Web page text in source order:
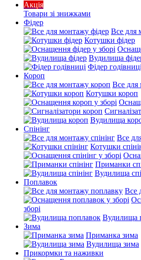
Акція
Товари зі знижками
Фідер
Все для
Котушки фідер
Вудилища
Фідер годівниці
Короп
Все для
Котушки короп
Вудилища
Спінінг
Все
Котушки
Приманки
Вудилища
Поплавок
Все
зборі
Вудилища
Зима
Приманка зима
Вудилища зима
Прикормки та наживки